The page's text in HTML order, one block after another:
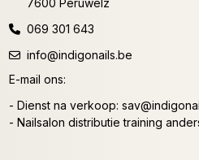
069 301 643
info@indigonails.be
E-mail ons:
- Dienst na verkoop:
- Nailsalon distributie training